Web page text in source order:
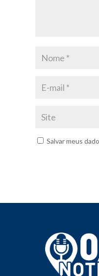
Salvar meus